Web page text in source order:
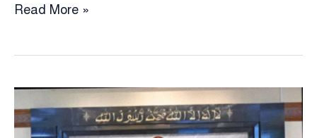
দোকানপাট
হঠাৎ
পরিবর্তন,
সন্ধ্যা
Read More »